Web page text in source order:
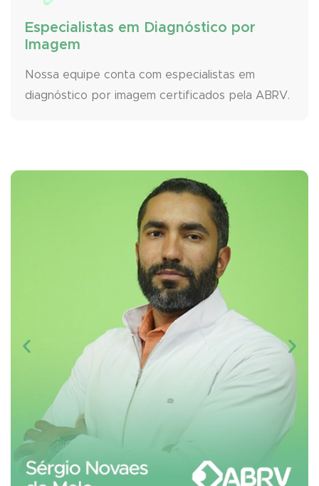
Especialistas em Diagnóstico por
Imagem
Nossa equipe conta com especialistas em
diagnóstico por imagem certificados pela ABRV.